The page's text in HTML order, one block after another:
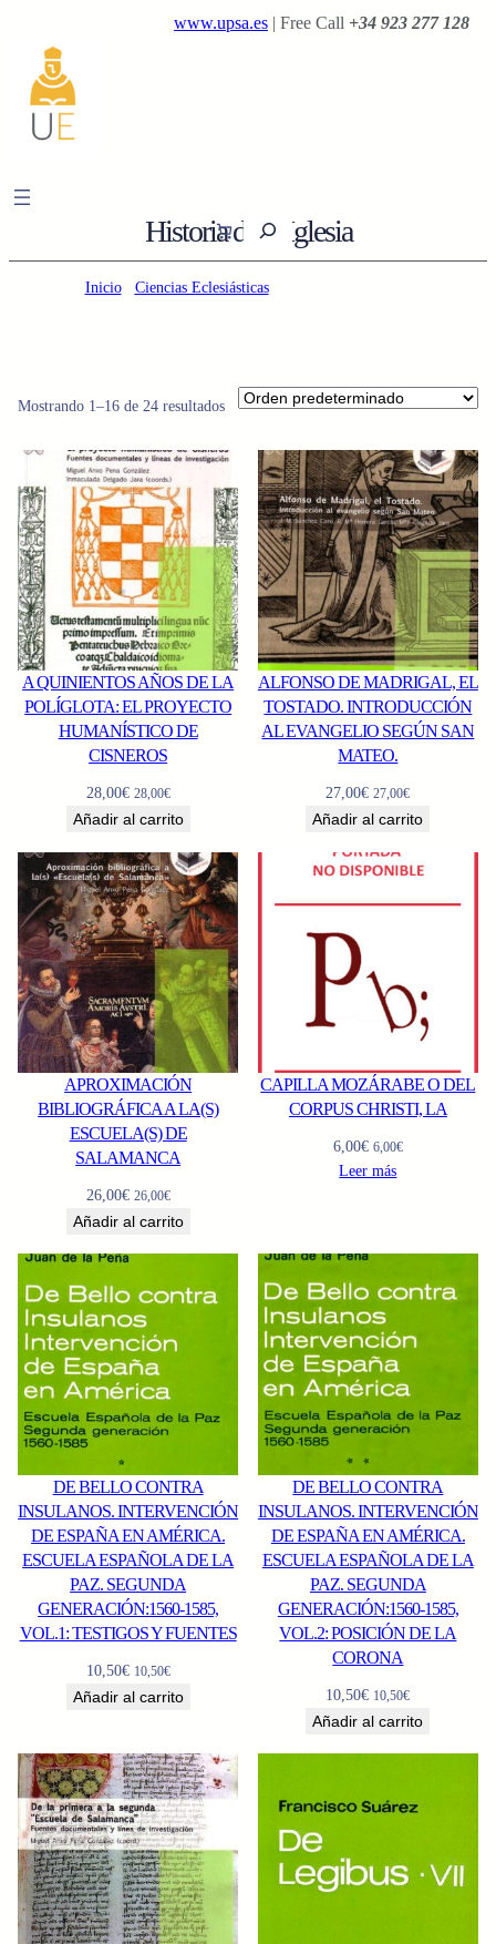
contenido
www.upsa.es | Free Call +34 923 277 128
B
u
c
Historia de la Iglesia
Inicio/ Ciencias Eclesiásticas/ Historia de la Iglesia
Mostrando 1–16 de 24 resultados
A QUINIENTOS AÑOS DE LA
POLÍGLOTA: EL PROYECTO
HUMANÍSTICO DE
CISNEROS
28,00€ 28,00€
Añadir al carrito
ALFONSO DE MADRIGAL, EL
TOSTADO. INTRODUCCIÓN
AL EVANGELIO SEGÚN SAN
MATEO.
27,00€ 27,00€
Añadir al carrito
APROXIMACIÓN
BIBLIOGRÁFICA A LA(S)
ESCUELA(S) DE
SALAMANCA
26,00€ 26,00€
Añadir al carrito
CAPILLA MOZÁRABE O DEL
CORPUS CHRISTI, LA
6,00€ 6,00€
Leer más
DE BELLO CONTRA
INSULANOS. INTERVENCIÓN
DE ESPAÑA EN AMÉRICA.
ESCUELA ESPAÑOLA DE LA
PAZ. SEGUNDA
GENERACIÓN:1560-1585,
VOL.1: TESTIGOS Y FUENTES
10,50€ 10,50€
Añadir al carrito
DE BELLO CONTRA
INSULANOS. INTERVENCIÓN
DE ESPAÑA EN AMÉRICA.
ESCUELA ESPAÑOLA DE LA
PAZ. SEGUNDA
GENERACIÓN:1560-1585,
VOL.2: POSICIÓN DE LA
CORONA
10,50€ 10,50€
Añadir al carrito